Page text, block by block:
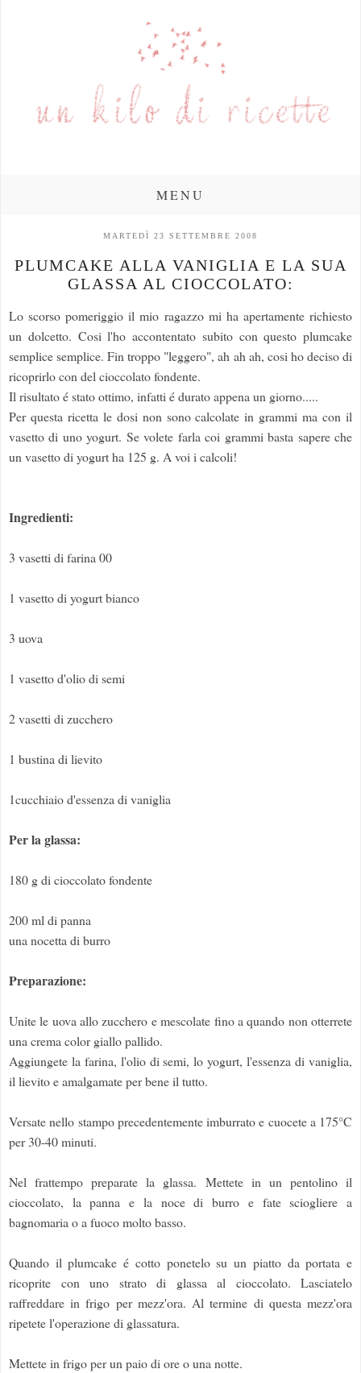
MENU
MARTEDÌ 23 SETTEMBRE 2008
PLUMCAKE ALLA VANIGLIA E LA SUA
GLASSA AL CIOCCOLATO:
Lo scorso pomeriggio il mio ragazzo mi ha apertamente richiesto
un dolcetto. Cosi l'ho accontentato subito con questo plumcake
semplice semplice. Fin troppo "leggero", ah ah ah, cosi ho deciso di
ricoprirlo con del cioccolato fondente.
Il risultato é stato ottimo, infatti é durato appena un giorno.....
Per questa ricetta le dosi non sono calcolate in grammi ma con il
vasetto di uno yogurt. Se volete farla coi grammi basta sapere che
un vasetto di yogurt ha 125 g. A voi i calcoli!
Ingredienti:
3 vasetti di farina 00
1 vasetto di yogurt bianco
3 uova
1 vasetto d'olio di semi
2 vasetti di zucchero
1 bustina di lievito
1cucchiaio d'essenza di vaniglia
Per la glassa:
180 g di cioccolato fondente
200 ml di panna
una nocetta di burro
Preparazione:
Unite le uova allo zucchero e mescolate fino a quando non otterrete
una crema color giallo pallido.
Aggiungete la farina, l'olio di semi, lo yogurt, l'essenza di vaniglia,
il lievito e amalgamate per bene il tutto.
Versate nello stampo precedentemente imburrato e cuocete a 175°C
per 30-40 minuti.
Nel frattempo preparate la glassa. Mettete in un pentolino il
cioccolato, la panna e la noce di burro e fate sciogliere a
bagnomaria o a fuoco molto basso.
Quando il plumcake é cotto ponetelo su un piatto da portata e
ricoprite con uno strato di glassa al cioccolato. Lasciatelo
raffreddare in frigo per mezz'ora. Al termine di questa mezz'ora
ripetete l'operazione di glassatura.
Mettete in frigo per un paio di ore o una notte.